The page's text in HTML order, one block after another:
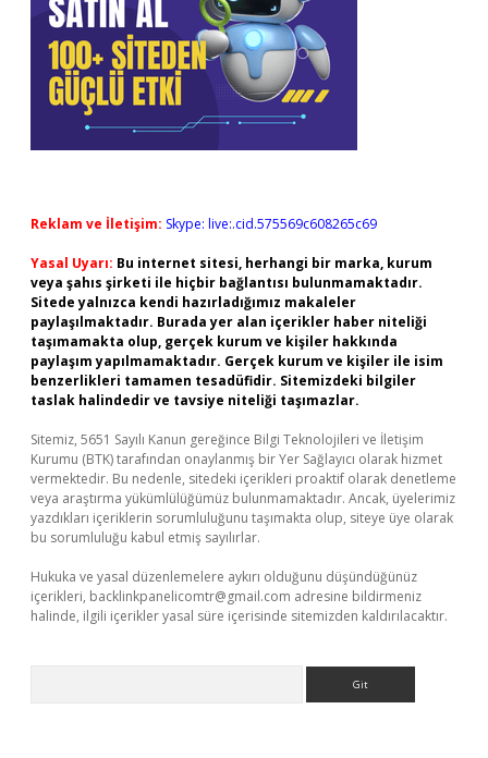
Reklam ve İletişim: Skype: live:.cid.575569c608265c69
Yasal Uyarı: Bu internet sitesi, herhangi bir marka, kurum
veya şahıs şirketi ile hiçbir bağlantısı bulunmamaktadır.
Sitede yalnızca kendi hazırladığımız makaleler
paylaşılmaktadır. Burada yer alan içerikler haber niteliği
taşımamakta olup, gerçek kurum ve kişiler hakkında
paylaşım yapılmamaktadır. Gerçek kurum ve kişiler ile isim
benzerlikleri tamamen tesadüfidir. Sitemizdeki bilgiler
taslak halindedir ve tavsiye niteliği taşımazlar.
Sitemiz, 5651 Sayılı Kanun gereğince Bilgi Teknolojileri ve İletişim
Kurumu (BTK) tarafından onaylanmış bir Yer Sağlayıcı olarak hizmet
vermektedir. Bu nedenle, sitedeki içerikleri proaktif olarak denetleme
veya araştırma yükümlülüğümüz bulunmamaktadır. Ancak, üyelerimiz
yazdıkları içeriklerin sorumluluğunu taşımakta olup, siteye üye olarak
bu sorumluluğu kabul etmiş sayılırlar.
Hukuka ve yasal düzenlemelere aykırı olduğunu düşündüğünüz
içerikleri, backlinkpanelicomtr@gmail.com adresine bildirmeniz
halinde, ilgili içerikler yasal süre içerisinde sitemizden kaldırılacaktır.